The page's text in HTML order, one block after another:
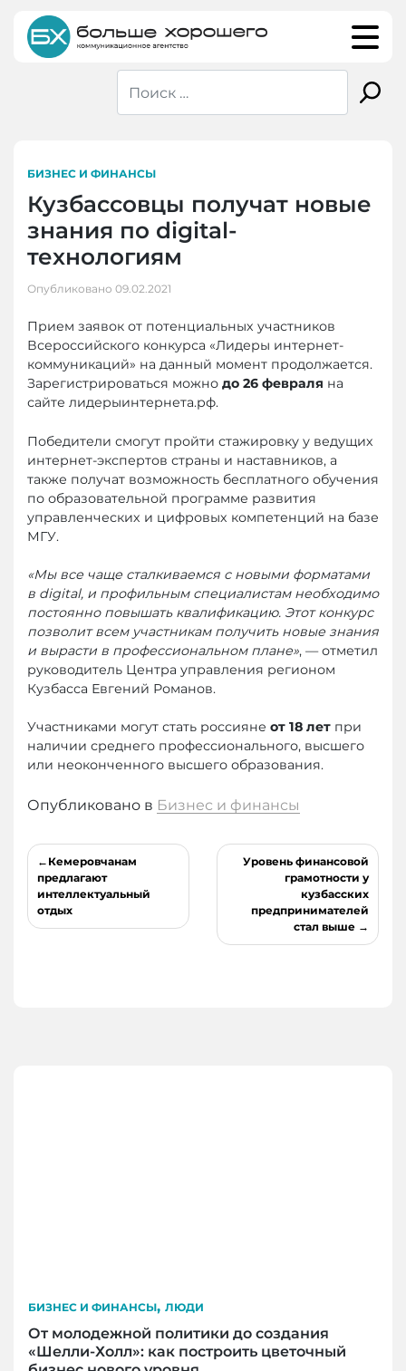
content
БИЗНЕС И ФИНАНСЫ
Кузбассовцы получат новые
знания по digital-
технологиям
Опубликовано 09.02.2021
Прием заявок от потенциальных участников
Всероссийского конкурса «Лидеры интернет-
коммуникаций» на данный момент продолжается.
Зарегистрироваться можно до 26 февраля на
сайте лидерыинтернета.рф.
Победители смогут пройти стажировку у ведущих
интернет-экспертов страны и наставников, а
также получат возможность бесплатного обучения
по образовательной программе развития
управленческих и цифровых компетенций на базе
МГУ.
«Мы все чаще сталкиваемся с новыми форматами
в digital, и профильным специалистам необходимо
постоянно повышать квалификацию. Этот конкурс
позволит всем участникам получить новые знания
и вырасти в профессиональном плане», — отметил
руководитель Центра управления регионом
Кузбасса Евгений Романов.
Участниками могут стать россияне от 18 лет при
наличии среднего профессионального, высшего
или неоконченного высшего образования.
Опубликовано в Бизнес и финансы
Навигация
по
записям
Кемеровчанам
предлагают
интеллектуальный
отдых
Уровень финансовой
грамотности у
кузбасских
предпринимателей
стал выше
БИЗНЕС И ФИНАНСЫ, ЛЮДИ
От молодежной политики до создания
«Шелли-Холл»: как построить цветочный